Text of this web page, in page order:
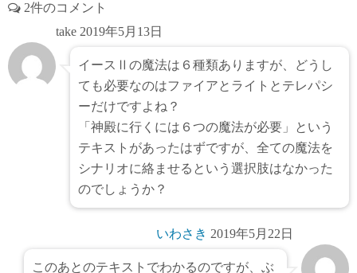
2件のコメント
take 2019年5月13日
イースⅡの魔法は６種類ありますが、どうし
ても必要なのはファイアとライトとテレパシ
ーだけですよね？
「神殿に行くには６つの魔法が必要」という
テキストがあったはずですが、全ての魔法を
シナリオに絡ませるという選択肢はなかった
のでしょうか？
いわさき 2019年5月22日
このあとのテキストでわかるのですが、ぶ